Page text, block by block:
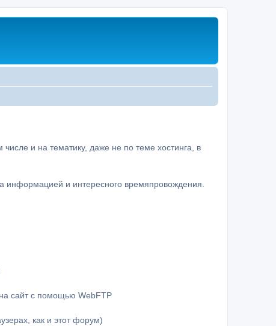
и на тематику, даже не по теме хостинга, в
информацией и интересного времяпровождения.
сайт с помощью WebFTP
как и этот форум)